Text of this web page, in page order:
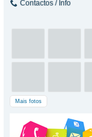
Contactos / Info
Mais fotos